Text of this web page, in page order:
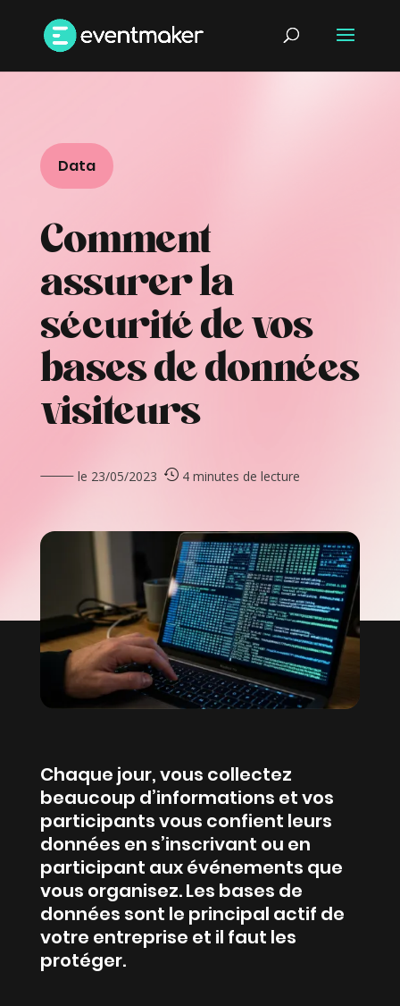
Data
Comment
assurer la
sécurité de vos
bases de données
visiteurs
le 23/05/2023 4 minutes de lecture
Chaque jour, vous collectez
beaucoup d’informations et vos
participants vous confient leurs
données en s’inscrivant ou en
participant aux événements que
vous organisez. Les bases de
données sont le principal actif de
votre entreprise et il faut les
protéger.